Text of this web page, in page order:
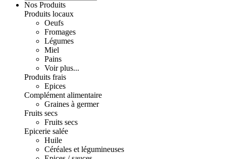
Nos Produits
Produits locaux
Oeufs
Fromages
Légumes
Miel
Pains
Voir plus...
Produits frais
Epices
Complément alimentaire
Graines à germer
Fruits secs
Fruits secs
Epicerie salée
Huile
Céréales et légumineuses